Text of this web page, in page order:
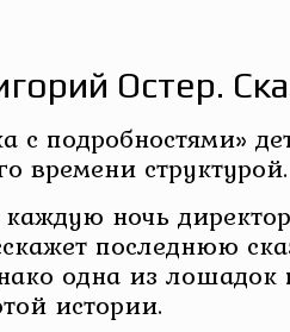
Остер.
с подробностями»
времени структурой.
ночь
последнюю
одна из лошадок
истории.